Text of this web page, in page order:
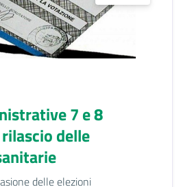
7 e 8
delle
delle elezioni